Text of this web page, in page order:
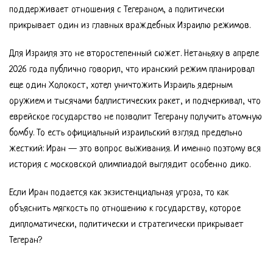
поддерживает отношения с Тегераном, а политически
прикрывает один из главных враждебных Израилю режимов.
Для Израиля это не второстепенный сюжет. Нетаньяху в апреле
2026 года публично говорил, что иранский режим планировал
еще один Холокост, хотел уничтожить Израиль ядерным
оружием и тысячами баллистических ракет, и подчеркивал, что
еврейское государство не позволит Тегерану получить атомную
бомбу. То есть официальный израильский взгляд предельно
жесткий: Иран — это вопрос выживания. И именно поэтому вся
история с московской олимпиадой выглядит особенно дико.
Если Иран подается как экзистенциальная угроза, то как
объяснить мягкость по отношению к государству, которое
дипломатически, политически и стратегически прикрывает
Тегеран?